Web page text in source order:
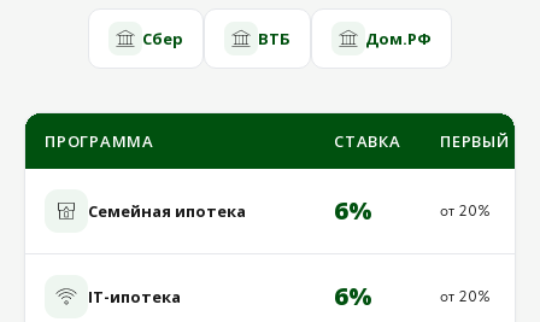
Сбер ВТБ Дом.РФ
ПРОГРАММА СТАВКА ПЕРВЫЙ
Семейная ипотека 6% от 20%
IT-ипотека 6% от 20%